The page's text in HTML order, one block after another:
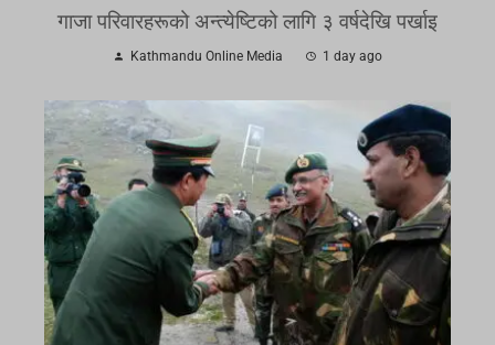
गाजा परिवारहरूको अन्त्येष्टिको लागि ३ वर्षदेखि पर्खाइ
Kathmandu Online Media 1 day ago